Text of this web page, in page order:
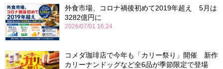
外食市場、コロナ禍後初めて2019年超え 5月は
3282億円に
2026/07/01 16:24
コメダ珈琲店で今年も「カリー祭り」開催 新作
カリーナンドッグなど全6品が季節限定で登場